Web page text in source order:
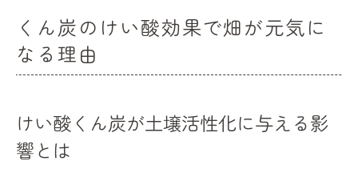
くん炭に含まれるけい酸が畑の微生物を活
性化
倒伏防止にはけい酸豊富なくん炭が有効
くん炭のけい酸効果で畑が元気に
なる理由
けい酸くん炭が土壌活性化に与える影
響とは